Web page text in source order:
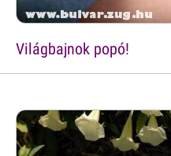
Világbajnok popó!